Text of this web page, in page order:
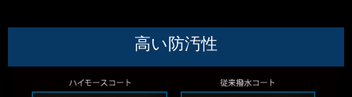
高い防汚性